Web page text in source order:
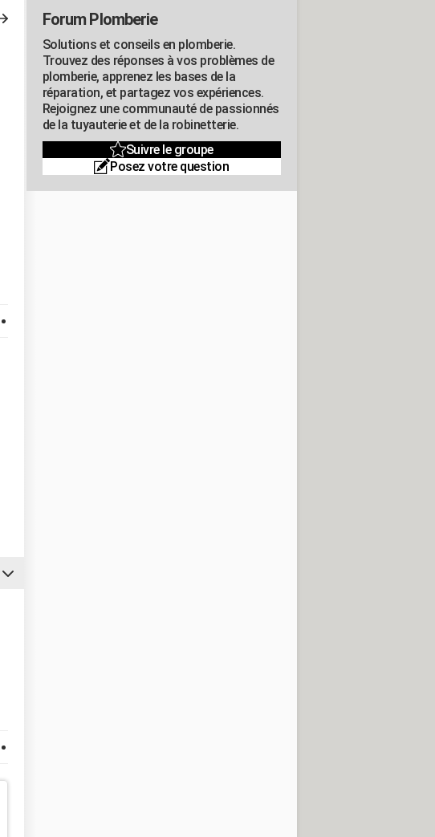
Forum Plomberie
Solutions et conseils en plomberie.
Trouvez des réponses à vos problèmes de
plomberie, apprenez les bases de la
réparation, et partagez vos expériences.
Rejoignez une communauté de passionnés
de la tuyauterie et de la robinetterie.
Suivre le groupe
Posez votre question